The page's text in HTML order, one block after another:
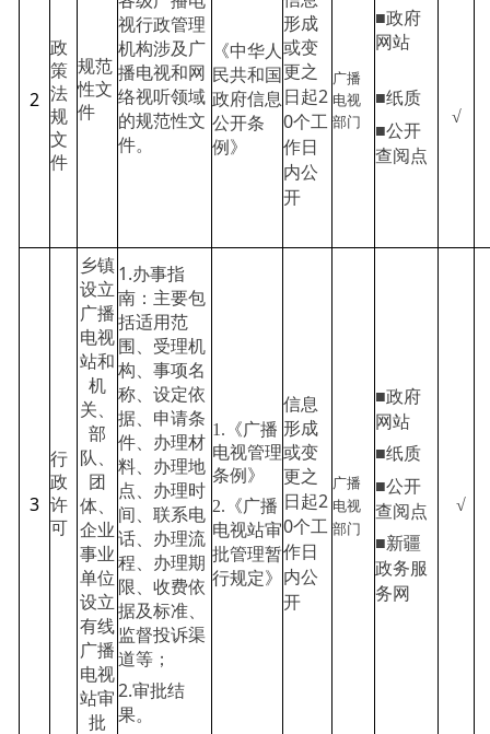
2
政
策
法
规
文
件
规范
性文
件
视行政管理
机构涉及广
播电视和网
络视听领域
的规范性文
件。
《中华人
民共和国
政府信息
公开条
例》
形成
或变
更之
日起2
0个工
作日
内公
开
广播
电视
部门
■政府
网站
■纸质
■公开
查阅点
√
3
行
政
许
可
乡镇
设立
广播
电视
站和
机
关、
部
队、
团
体、
企业
事业
单位
设立
有线
广播
电视
站审
批
1.办事指
南：主要包
括适用范
围、受理机
构、事项名
称、设定依
据、申请条
件、办理材
料、办理地
点、办理时
间、联系电
话、办理流
程、办理期
限、收费依
据及标准、
监督投诉渠
道等；
2.审批结
果。
1.《广播
电视管理
条例》
2.《广播
电视站审
批管理暂
行规定》
信息
形成
或变
更之
日起2
0个工
作日
内公
开
广播
电视
部门
■政府
网站
■纸质
■公开
查阅点
■新疆
政务服
务网
√